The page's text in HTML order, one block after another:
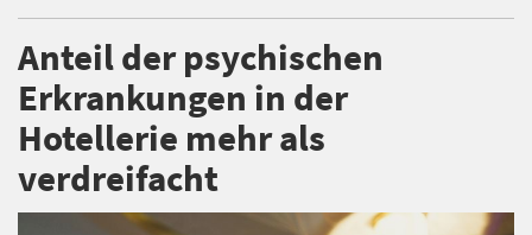
Anteil der psychischen
Erkrankungen in der
Hotellerie mehr als
verdreifacht